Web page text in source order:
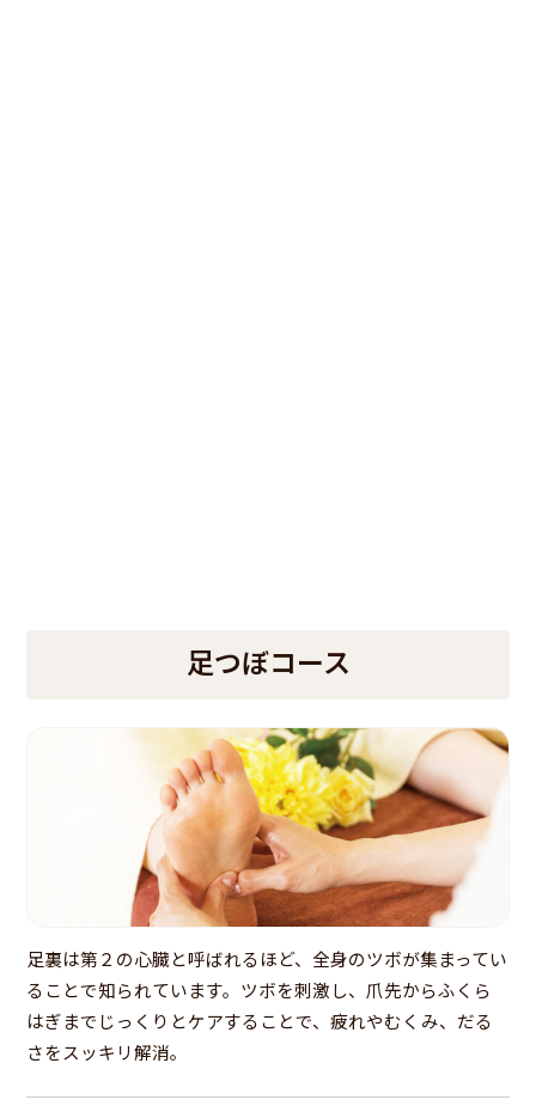
足つぼコース
足裏は第２の心臓と呼ばれるほど、全身のツボが集まってい
ることで知られています。ツボを刺激し、爪先からふくら
はぎまでじっくりとケアすることで、疲れやむくみ、だる
さをスッキリ解消。